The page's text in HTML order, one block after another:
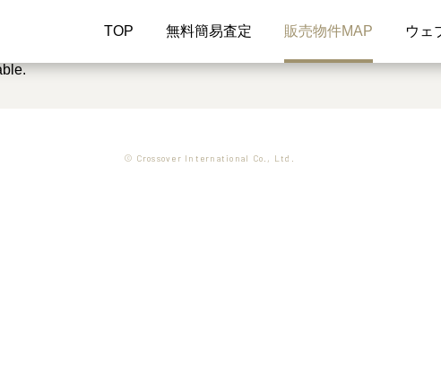
TOP 無料簡易査定 販売物件MAP ウェ
© Crossover International Co., Ltd.